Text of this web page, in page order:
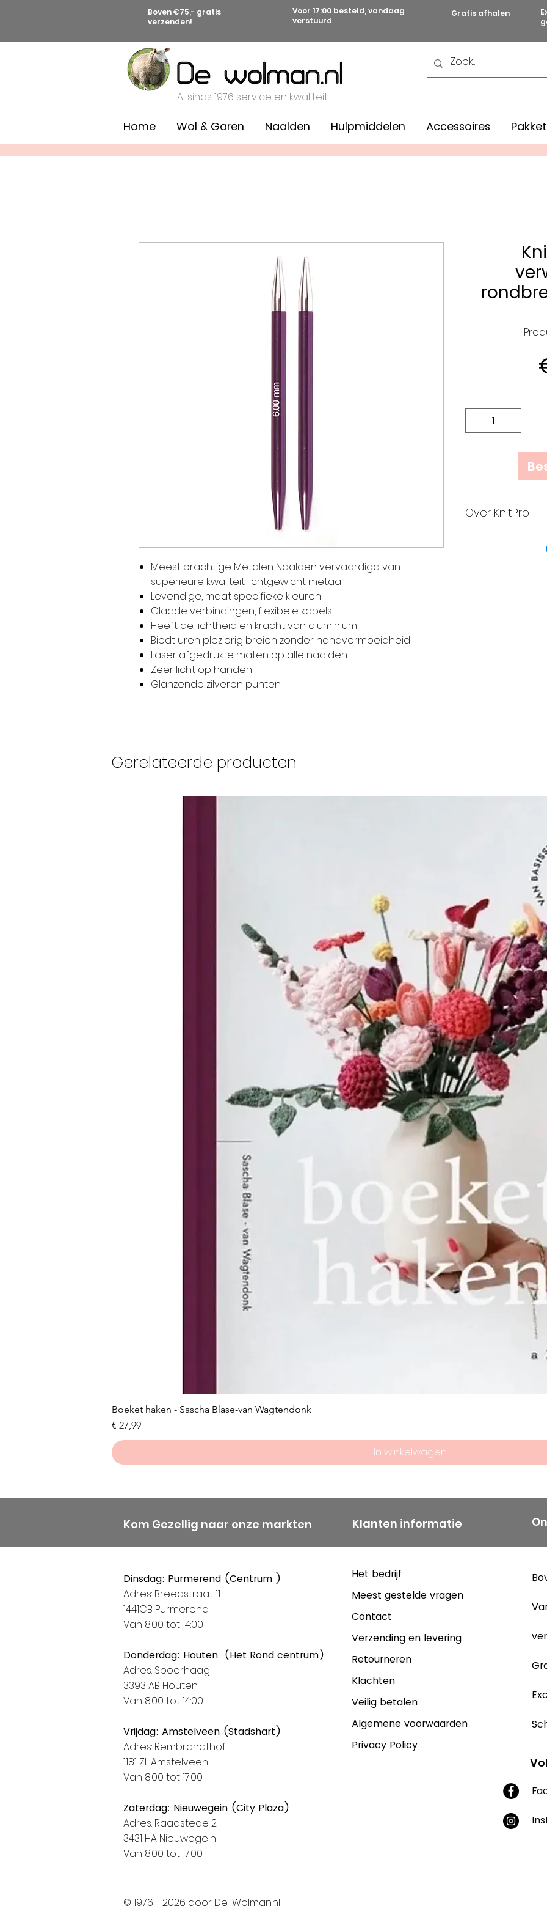
Boven €75,- gratis
verzenden!
Voor 17:00 besteld, vandaag
verstuurd
Gratis afhalen
Al sinds 1976 service en kwaliteit
Home Wol & Garen Naalden Hulpmiddelen Accessoires
Meest prachtige Metalen Naalden vervaardigd van
superieure kwaliteit lichtgewicht metaal
Levendige, maat specifieke kleuren
Gladde verbindingen, flexibele kabels
Heeft de lichtheid en kracht van aluminium
Biedt uren plezierig breien zonder handvermoeidheid
Laser afgedrukte maten op alle naalden
Zeer licht op handen
Glanzende zilveren punten
Over KnitPro
ontwerp en
gebied van
De
beste manier
te stellen, is
en van hen te
Daarom
een
breiers en
breinaalden
waarvan ze
voldoen aan
en haak
Gerelateerde producten
Boeket haken - Sascha Blase-van Wagtendonk
Prijs
€ 27,99
In winkelwagen
Kom Gezellig naar onze markten Klanten informatie
Dinsdag: Purmerend (Centrum )
Adres: Breedstraat 11
1441CB Purmerend
Van 8:00 tot 14:00
Donderdag: Houten (Het Rond centrum)
Adres: Spoorhaag
3393 AB Houten
Van 8:00 tot 14:00
Vrijdag: Amstelveen (Stadshart)
Adres: Rembrandthof
1181 ZL Amstelveen
Van 8:00 tot 17:00
Zaterdag: Nieuwegein (City Plaza)
Adres: Raadstede 2
3431 HA Nieuwegein
Van 8:00 tot 17:00
Het bedrijf
Meest gestelde vragen
Contact
Verzending en levering
Retourneren
Klachten
Veilig betalen
Algemene voorwaarden
Privacy Policy
© 1976 - 2026 door De-Wolman.nl